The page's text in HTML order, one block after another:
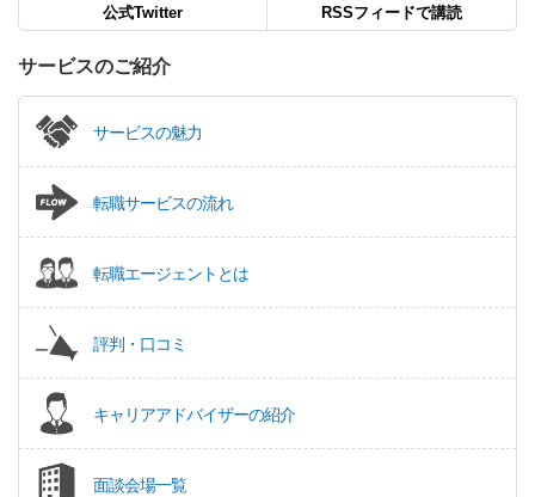
公式Twitter RSSフィードで講読
サービスのご紹介
サービスの魅力
転職サービスの流れ
転職エージェントとは
評判・口コミ
キャリアアドバイザーの紹介
面談会場一覧